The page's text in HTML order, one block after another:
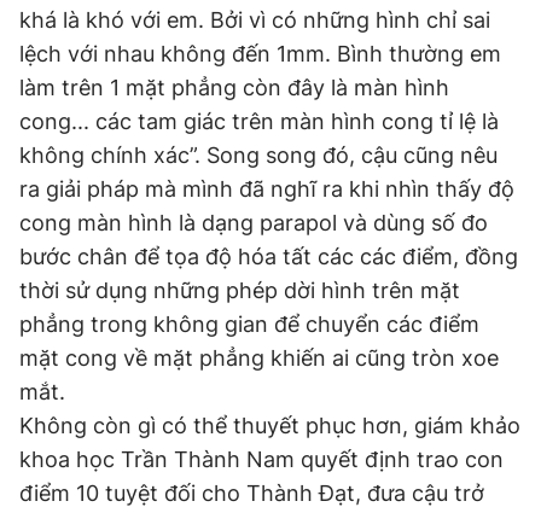
khá là khó với em. Bởi vì có những hình chỉ sai
lệch với nhau không đến 1mm. Bình thường em
làm trên 1 mặt phẳng còn đây là màn hình
cong... các tam giác trên màn hình cong tỉ lệ là
không chính xác”. Song song đó, cậu cũng nêu
ra giải pháp mà mình đã nghĩ ra khi nhìn thấy độ
cong màn hình là dạng parapol và dùng số đo
bước chân để tọa độ hóa tất các các điểm, đồng
thời sử dụng những phép dời hình trên mặt
phẳng trong không gian để chuyển các điểm
mặt cong về mặt phẳng khiến ai cũng tròn xoe
mắt.
Không còn gì có thể thuyết phục hơn, giám khảo
khoa học Trần Thành Nam quyết định trao con
điểm 10 tuyệt đối cho Thành Đạt, đưa cậu trở